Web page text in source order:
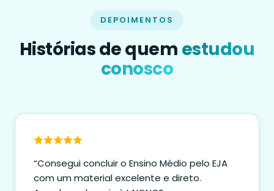
DEPOIMENTOS
Histórias de quem estudou
conosco
“Consegui concluir o Ensino Médio pelo EJA
com um material excelente e direto.